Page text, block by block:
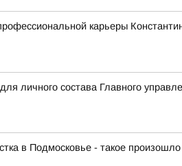
карьеры
личного состава Главного
в Подмосковье - такое